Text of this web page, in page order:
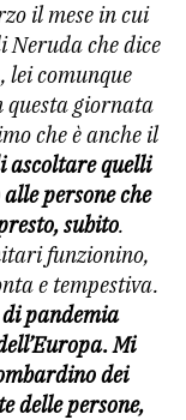
il mese in cui
Neruda che dice
lei comunque
giornata
che è anche il
ascoltare quelli
persone che
subito.
funzionino,
e tempestiva.
di pandemia
Mi
dei
delle persone,